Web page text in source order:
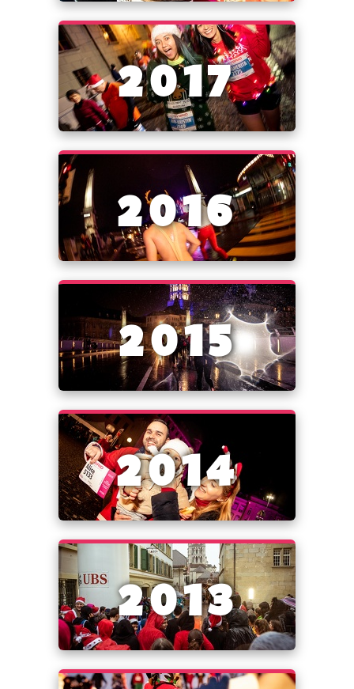
2017
2016
2015
2014
2013